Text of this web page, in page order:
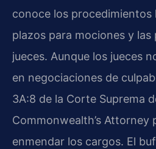
conoce los procedimientos
plazos para mociones y las
jueces. Aunque los jueces
en negociaciones de
3A:8 de la Corte Suprema
Commonwealth’s Attorney
enmendar los cargos. El